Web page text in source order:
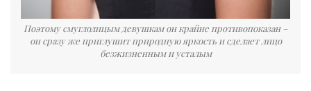
Поэтому смуглолицым девушкам он крайне противопоказан –
он сразу же приглушит природную яркость и сделает лицо
безжизненным и усталым